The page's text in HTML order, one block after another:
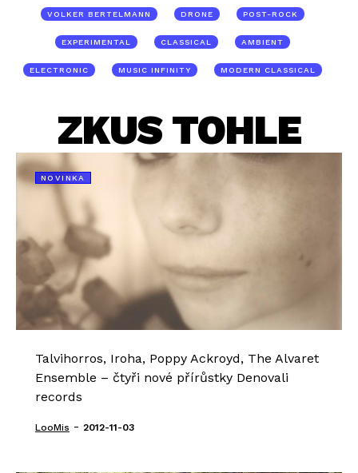
VOLKER BERTELMANN DRONE POST-ROCK
EXPERIMENTAL CLASSICAL AMBIENT
ELECTRONIC MUSIC INFINITY MODERN CLASSICAL
ZKUS TOHLE
NOVINKA
Talvihorros, Iroha, Poppy Ackroyd, The Alvaret
Ensemble – čtyři nové přírůstky Denovali
records
LooMis - 2012-11-03